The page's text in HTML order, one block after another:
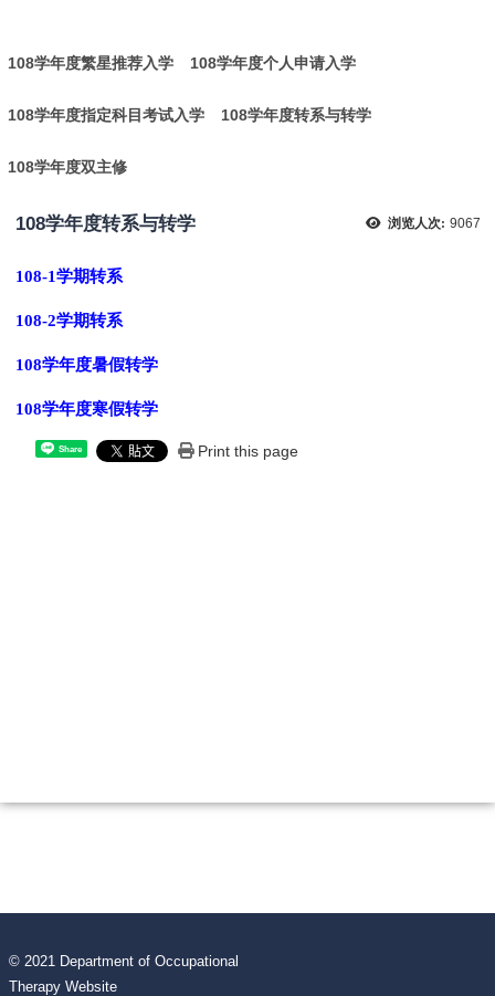
108学年度繁星推荐入学 108学年度个人申请入学
108学年度指定科目考试入学 108学年度转系与转学
108学年度双主修
浏览人次: 9067
108学年度转系与转学
108-1学期转系
108-2学期转系
108学年度暑假转学
108学年度寒假转学
Share Print this page
© 2021 Department of Occupational
Therapy Website